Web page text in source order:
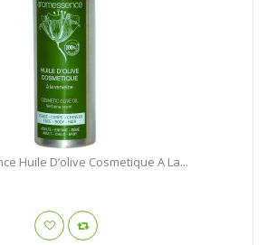
Huile D’olive Cosmetique A La...